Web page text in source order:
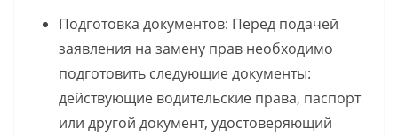
Подготовка документов: Перед подачей
заявления на замену прав необходимо
подготовить следующие документы:
действующие водительские права, паспорт
или другой документ, удостоверяющий